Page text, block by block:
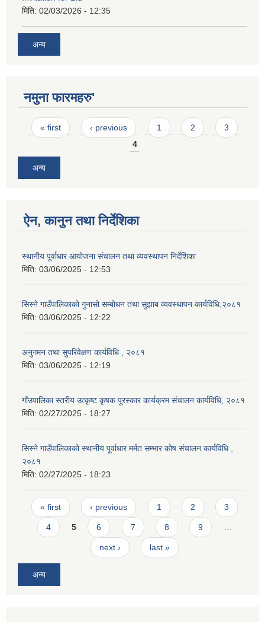
मिति: 02/03/2026 - 12:35
अन्य
नमुना फारमहरु'
Pages
« first ‹ previous 1 2
3
4
अन्य
ऐन, कानुन तथा निर्देशिका
स्थानीय पूर्वाधार आयोजना संचालन तथा व्यवस्थापन निर्देशिका
मिति: 03/06/2025 - 12:53
सिस्ने गाउँपालिकाको गुनासो सम्बोधन तथा सुझाब व्यवस्थापन कार्यविधि,२०८१
मिति: 03/06/2025 - 12:22
अनुगमन तथा सुपरिवेक्षण कार्यविधि , २०८१
मिति: 03/06/2025 - 12:19
गाँउपालिका स्तरीय उत्कृष्ट कृषक पूरस्कार कार्यक्रम संचालन कार्यविधि, २०८१
मिति: 02/27/2025 - 18:27
सिस्ने गाउँपालिकाको स्थानीय पूर्वाधार मर्मत सम्भार कोष संचालन कार्यविधि ,
२०८१
मिति: 02/27/2025 - 18:23
Pages
« first ‹ previous 1 2 3
4 5 6 7 8 9
next › last »
अन्य